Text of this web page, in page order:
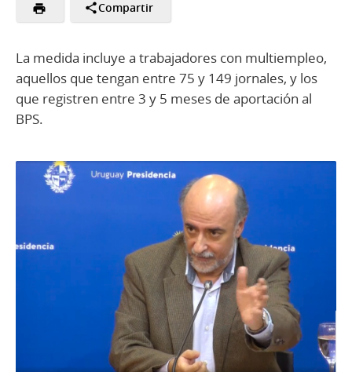
Compartir
La medida incluye a trabajadores con multiempleo,
aquellos que tengan entre 75 y 149 jornales, y los
que registren entre 3 y 5 meses de aportación al
BPS.